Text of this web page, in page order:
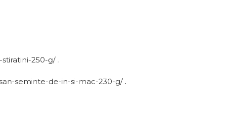
250-g/.
seminte-de-in-si-mac-230-g/.